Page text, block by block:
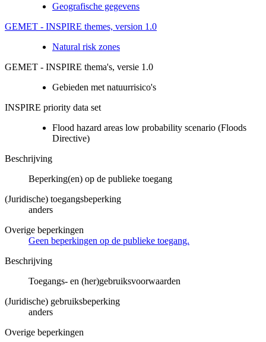
Geografische gegevens
GEMET - INSPIRE themes, version 1.0
Natural risk zones
GEMET - INSPIRE thema's, versie 1.0
Gebieden met natuurrisico's
INSPIRE priority data set
Flood hazard areas low probability scenario (Floods
Directive)
Beschrijving
Beperking(en) op de publieke toegang
(Juridische) toegangsbeperking
anders
Overige beperkingen
Geen beperkingen op de publieke toegang.
Beschrijving
Toegangs- en (her)gebruiksvoorwaarden
(Juridische) gebruiksbeperking
anders
Overige beperkingen